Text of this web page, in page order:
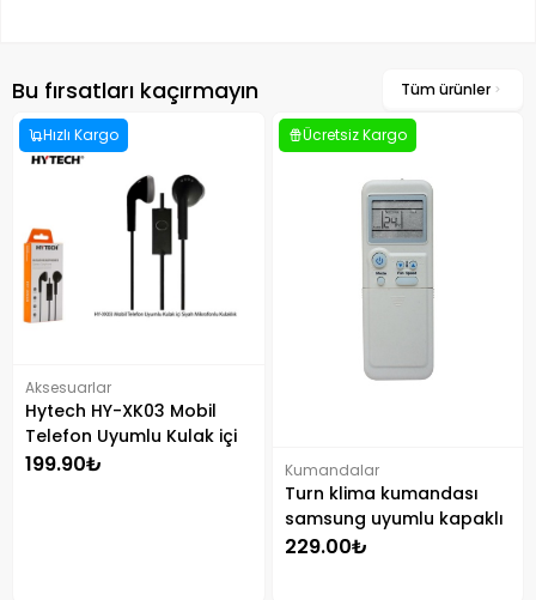
Bu fırsatları kaçırmayın Tüm ürünler
Hızlı Kargo
Aksesuarlar
Hytech HY-XK03 Mobil
Telefon Uyumlu Kulak içi
Mikrofonlu Kulaklık Siyah
199.90₺
Ücretsiz Kargo
Kumandalar
Turn klima kumandası
samsung uyumlu kapaklı
229.00₺